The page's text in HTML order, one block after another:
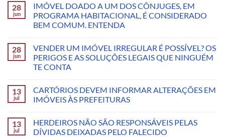
28
jun
IMÓVEL DOADO A UM DOS CÔNJUGES, EM
PROGRAMA HABITACIONAL, É CONSIDERADO
BEM COMUM. ENTENDA
28
jun
VENDER UM IMÓVEL IRREGULAR É POSSÍVEL? OS
PERIGOS E AS SOLUÇÕES LEGAIS QUE NINGUÉM
TE CONTA
13
jul
CARTÓRIOS DEVEM INFORMAR ALTERAÇÕES EM
IMÓVEIS ÀS PREFEITURAS
13
jul
HERDEIROS NÃO SÃO RESPONSÁVEIS PELAS
DÍVIDAS DEIXADAS PELO FALECIDO